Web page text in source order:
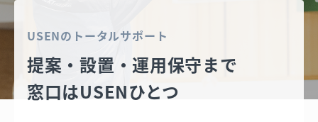
USENのトータルサポート
提案・設置・運用保守まで
窓口はUSENひとつ